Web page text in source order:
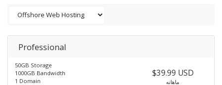
Professional
50GB Storage
1000GB Bandwidth
1 Domain
$39.99 USD
ماهانه